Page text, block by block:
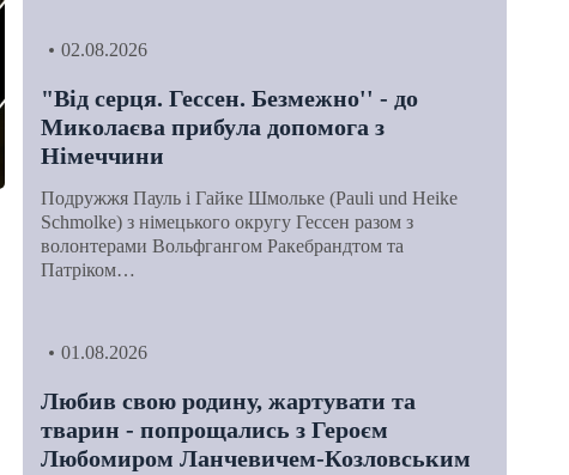
02.08.2026
"Від серця. Гессен. Безмежно'' - до
Миколаєва прибула допомога з
Німеччини
Подружжя Пауль і Гайке Шмольке (Pauli und Heike
Schmolke) з німецького округу Гессен разом з
волонтерами Вольфгангом Ракебрандтом та
Патріком…
01.08.2026
Любив свою родину, жартувати та
тварин - попрощались з Героєм
Любомиром Ланчевичем-Козловським